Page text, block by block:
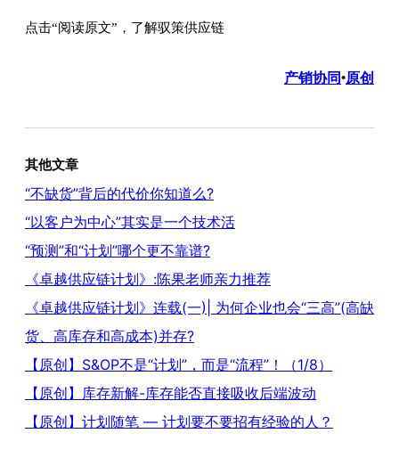
点击“阅读原文”，了解驭策供应链
产销协同•原创
其他文章
“不缺货”背后的代价你知道么?
“以客户为中心”其实是一个技术活
“预测”和“计划”哪个更不靠谱?
《卓越供应链计划》:陈果老师亲力推荐
《卓越供应链计划》连载(一)| 为何企业也会“三高”(高缺
货、高库存和高成本)并存?
【原创】S&OP不是“计划”，而是“流程”！（1/8）
【原创】库存新解-库存能否直接吸收后端波动
【原创】计划随笔 — 计划要不要招有经验的人？